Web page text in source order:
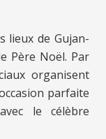
lieux de Gujan-
Père Noël. Par
organisent
parfaite
le célèbre